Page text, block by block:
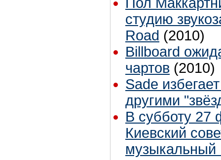
студию
Road (2010)
Billboard
чартов (2010)
Sade
другими
В субботу 27
Киевский
музыкальный